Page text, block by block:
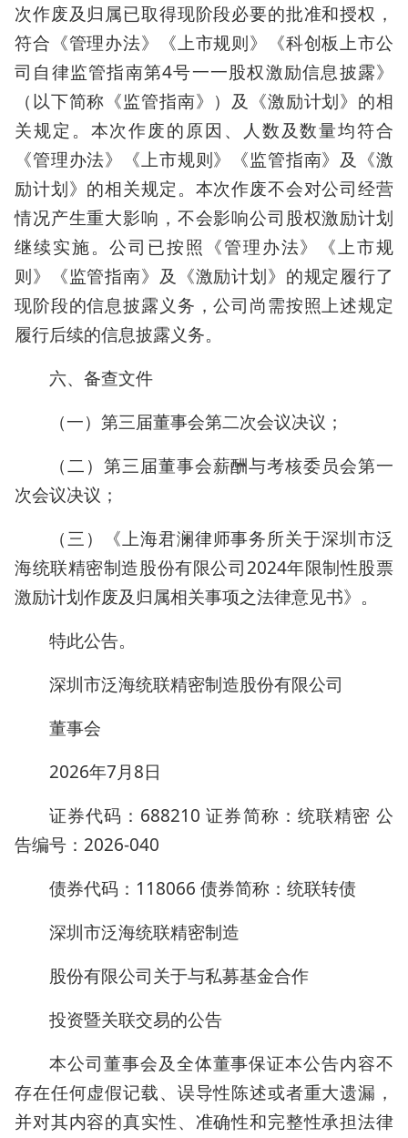
次作废及归属已取得现阶段必要的批准和授权，
符合《管理办法》《上市规则》《科创板上市公
司自律监管指南第4号一一股权激励信息披露》
（以下简称《监管指南》）及《激励计划》的相
关规定。本次作废的原因、人数及数量均符合
《管理办法》《上市规则》《监管指南》及《激
励计划》的相关规定。本次作废不会对公司经营
情况产生重大影响，不会影响公司股权激励计划
继续实施。公司已按照《管理办法》《上市规
则》《监管指南》及《激励计划》的规定履行了
现阶段的信息披露义务，公司尚需按照上述规定
履行后续的信息披露义务。
六、备查文件
（一）第三届董事会第二次会议决议；
（二）第三届董事会薪酬与考核委员会第一
次会议决议；
（三）《上海君澜律师事务所关于深圳市泛
海统联精密制造股份有限公司2024年限制性股票
激励计划作废及归属相关事项之法律意见书》。
特此公告。
深圳市泛海统联精密制造股份有限公司
董事会
2026年7月8日
证券代码：688210 证券简称：统联精密 公
告编号：2026-040
债券代码：118066 债券简称：统联转债
深圳市泛海统联精密制造
股份有限公司关于与私募基金合作
投资暨关联交易的公告
本公司董事会及全体董事保证本公告内容不
存在任何虚假记载、误导性陈述或者重大遗漏，
并对其内容的真实性、准确性和完整性承担法律